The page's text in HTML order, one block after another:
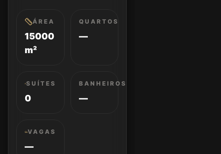
ÁREA
15000
m²
QUARTOS
—
SUÍTES
0
BANHEIROS
—
VAGAS
—